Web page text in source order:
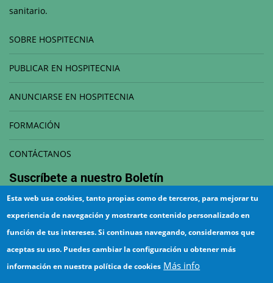
sanitario.
SOBRE HOSPITECNIA
PUBLICAR EN HOSPITECNIA
ANUNCIARSE EN HOSPITECNIA
FORMACIÓN
CONTÁCTANOS
Suscríbete a nuestro Boletín
¡Suscríbete!
Esta web usa cookies, tanto propias como de terceros, para mejorar tu
experiencia de navegación y mostrarte contenido personalizado en
función de tus intereses. Si continuas navegando, consideramos que
aceptas su uso. Puedes cambiar la configuración u obtener más
información en nuestra política de cookies Más info